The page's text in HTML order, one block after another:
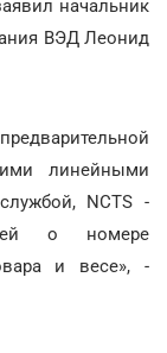
начальник
ВЭД Леонид
линейными
NCTS -
о номере
и весе», -